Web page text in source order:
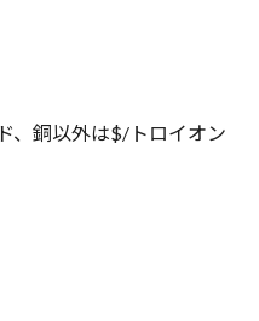
、銅以外は$/トロイオン